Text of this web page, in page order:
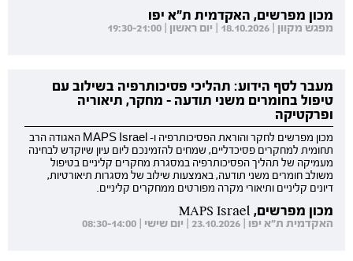
מכון מפרשים, האקדמית ת"א יפו
מפגש מקוון | 18.10.2026 | יום ראשון | 19:30-21:00
מעבר לסף הידוע: תהליכי פסיכותרפיה בשילוב עם
טיפול בחומרים משני תודעה - מחקר, תיאוריה
ופרקטיקה
מכון מפרשים לחקר והוראת הפסיכותרפיה ו- MAPS Israel האגודה הרב
תחומית למחקרים פסיכדליים, שמחים להזמינכם ליום עיון שיוקדש לבחינה
מעמיקה של תהליך הפסיכותרפיה במסגרת מחקרים קליניים בטיפול
משולב חומרים משני תודעה, באמצעות שילוב של מסגרות תיאורטיות,
דיונים קליניים ותיאורי מקרה מפורטים ממחקרים קליניים.
מכון מפרשים, MAPS Israel
האקדמית ת"א יפו | 23.10.2026 | יום שישי | 08:30-14:00